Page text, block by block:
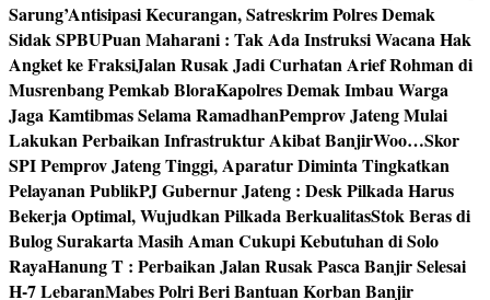
Sarung’Antisipasi Kecurangan, Satreskrim Polres Demak
Sidak SPBUPuan Maharani : Tak Ada Instruksi Wacana Hak
Angket ke FraksiJalan Rusak Jadi Curhatan Arief Rohman di
Musrenbang Pemkab BloraKapolres Demak Imbau Warga
Jaga Kamtibmas Selama RamadhanPemprov Jateng Mulai
Lakukan Perbaikan Infrastruktur Akibat BanjirWoo…Skor
SPI Pemprov Jateng Tinggi, Aparatur Diminta Tingkatkan
Pelayanan PublikPJ Gubernur Jateng : Desk Pilkada Harus
Bekerja Optimal, Wujudkan Pilkada BerkualitasStok Beras di
Bulog Surakarta Masih Aman Cukupi Kebutuhan di Solo
RayaHanung T : Perbaikan Jalan Rusak Pasca Banjir Selesai
H-7 LebaranMabes Polri Beri Bantuan Korban Banjir